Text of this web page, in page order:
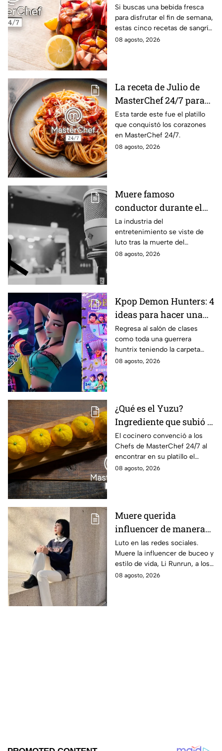
refrescantes y
deliciosas para el fin de
semana
Si buscas una bebida fresca
para disfrutar el fin de semana,
estas cinco recetas de sangría
son una opción sencilla, frutal
08 agosto, 2026
La receta de Julio de
MasterChef 24/7 para
preparar un espagueti
cremoso
Esta tarde este fue el platillo
que conquistó los corazones
en MasterChef 24/7.
08 agosto, 2026
Muere famoso
conductor durante el
estreno de su programa
en vivo; así fueron sus
últimos momentos al
aire
La industria del
entretenimiento se viste de
luto tras la muerte del
conductor Pablo Balario, quien
08 agosto, 2026
Kpop Demon Hunters: 4
ideas para hacer una
carpeta escolar este
regreso a clases 2026,
inspiradas en Rumi,
Zoey y Mira
Regresa al salón de clases
como toda una guerrera
huntrix teniendo la carpeta
más original para anotar todos
08 agosto, 2026
¿Qué es el Yuzu?
Ingrediente que subió a
Lancer al balcón de
MasterChef 24/7 este
"Viernes de salvación"
El cocinero convenció a los
Chefs de MasterChef 24/7 al
encontrar en su platillo el
balance perfecto.
08 agosto, 2026
Muere querida
influencer de manera
repentina; su madre
compartió la noticia
con desgarrador
mensaje
Luto en las redes sociales.
Muere la influencer de buceo y
estilo de vida, Li Runrun, a los
36 años, de manera
08 agosto, 2026